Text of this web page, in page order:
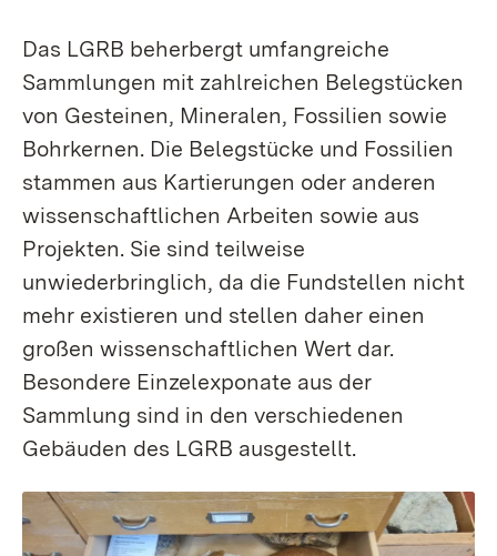
Das LGRB beherbergt umfangreiche
Sammlungen mit zahlreichen Belegstücken
von Gesteinen, Mineralen, Fossilien sowie
Bohrkernen. Die Belegstücke und Fossilien
stammen aus Kartierungen oder anderen
wissenschaftlichen Arbeiten sowie aus
Projekten. Sie sind teilweise
unwiederbringlich, da die Fundstellen nicht
mehr existieren und stellen daher einen
großen wissenschaftlichen Wert dar.
Besondere Einzelexponate aus der
Sammlung sind in den verschiedenen
Gebäuden des LGRB ausgestellt.